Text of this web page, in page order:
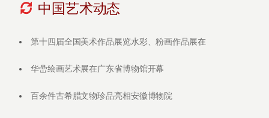
中国艺术动态
第十四届全国美术作品展览水彩、粉画作品展在
华嵒绘画艺术展在广东省博物馆开幕
百余件古希腊文物珍品亮相安徽博物院